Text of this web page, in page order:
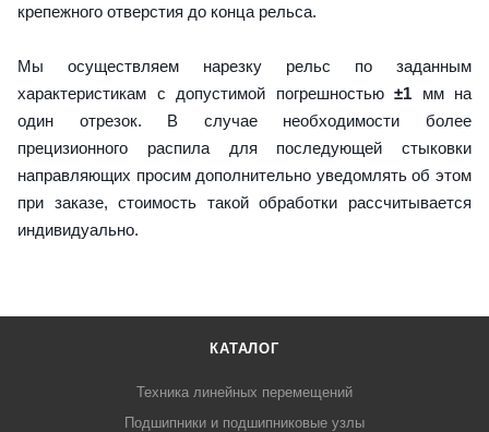
крепежного отверстия до конца рельса.
Мы осуществляем нарезку рельс по заданным
характеристикам с допустимой погрешностью ±1 мм на
один отрезок. В случае необходимости более
прецизионного распила для последующей стыковки
направляющих просим дополнительно уведомлять об этом
при заказе, стоимость такой обработки рассчитывается
индивидуально.
КАТАЛОГ
Техника линейных перемещений
Подшипники и подшипниковые узлы